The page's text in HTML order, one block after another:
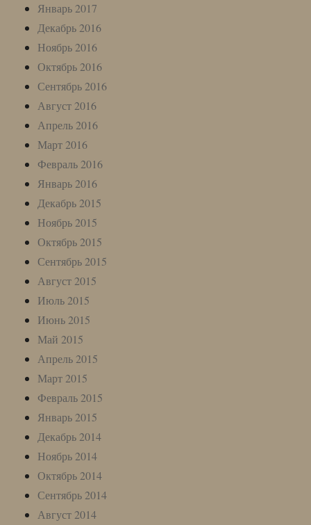
Январь 2017
Декабрь 2016
Ноябрь 2016
Октябрь 2016
Сентябрь 2016
Август 2016
Апрель 2016
Март 2016
Февраль 2016
Январь 2016
Декабрь 2015
Ноябрь 2015
Октябрь 2015
Сентябрь 2015
Август 2015
Июль 2015
Июнь 2015
Май 2015
Апрель 2015
Март 2015
Февраль 2015
Январь 2015
Декабрь 2014
Ноябрь 2014
Октябрь 2014
Сентябрь 2014
Август 2014